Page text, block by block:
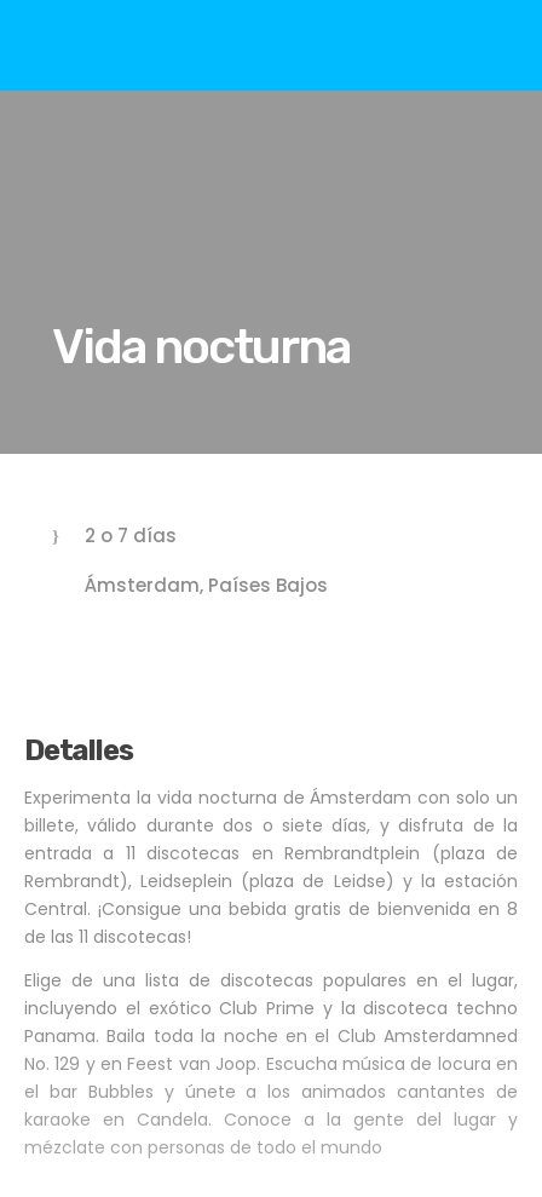
Vida nocturna
2 o 7 días
Ámsterdam, Países Bajos
Detalles
Experimenta la vida nocturna de Ámsterdam con solo un
billete, válido durante dos o siete días, y disfruta de la
entrada a 11 discotecas en Rembrandtplein (plaza de
Rembrandt), Leidseplein (plaza de Leidse) y la estación
Central. ¡Consigue una bebida gratis de bienvenida en 8
de las 11 discotecas!
Elige de una lista de discotecas populares en el lugar,
incluyendo el exótico Club Prime y la discoteca techno
Panama. Baila toda la noche en el Club Amsterdamned
No. 129 y en Feest van Joop. Escucha música de locura en
el bar Bubbles y únete a los animados cantantes de
karaoke en Candela. Conoce a la gente del lugar y
mézclate con personas de todo el mundo